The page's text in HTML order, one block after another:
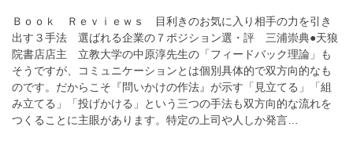
Ｂｏｏｋ Ｒｅｖｉｅｗｓ 目利きのお気に入り相手の力を引き
出す３手法 選ばれる企業の７ポジション選・評 三浦崇典●天狼
院書店店主 立教大学の中原淳先生の「フィードバック理論」も
そうですが、コミュニケーションとは個別具体的で双方向的なも
のです。だからこそ『問いかけの作法』が示す「見立てる」「組
み立てる」「投げかける」という三つの手法も双方向的な流れを
つくることに主眼があります。特定の上司や人しか発言…